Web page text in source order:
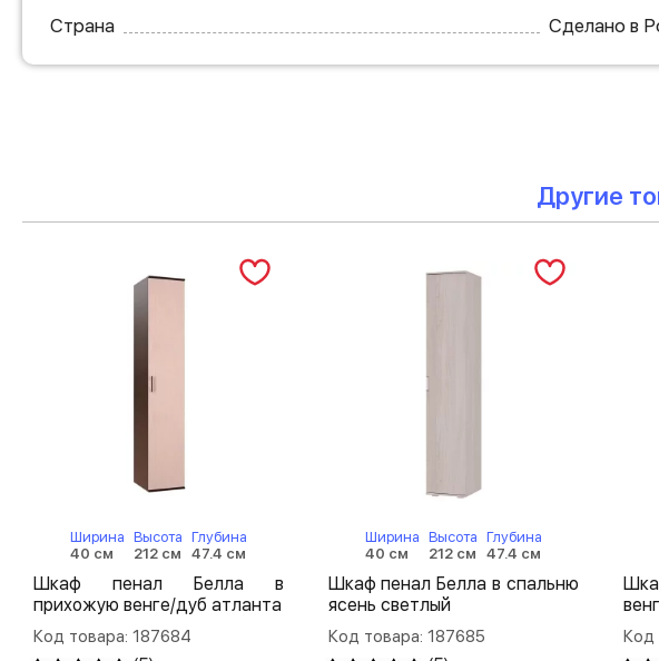
Страна
Сделано в
Другие
Ширина
40 см
Высота
212 см
Глубина
47.4 см
Шкаф пенал Белла в
прихожую венге/дуб атланта
Код товара: 187684
Ширина
40 см
Высота
212 см
Глубина
47.4 см
Шкаф пенал Белла в спальню
ясень светлый
Код товара: 187685 Код